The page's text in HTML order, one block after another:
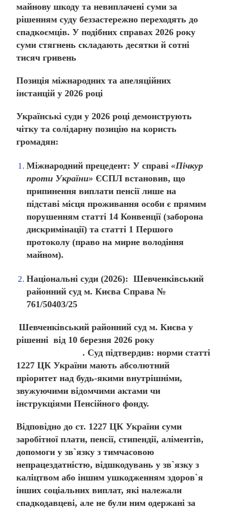
майнову шкоду та невиплачені суми за
рішенням суду беззастережно переходять до
спадкоємців. У подібних справах 2026 року
суми стягнень складають десятки й сотні
тисяч гривень
Позиція міжнародних та апеляційних
інстанцій у 2026 році
Українські суди у 2026 році демонструють
чітку та солідарну позицію на користь
громадян:
Міжнародний прецедент: У справі«Пічкур
проти України» ЄСПЛ встановив, що
припинення виплати пенсії лише на
підставі місця проживання особи є прямим
порушенням статті 14 Конвенції (заборона
дискримінації) та статті 1 Першого
протоколу (право на мирне володіння
майном).
Національні суди (2026): Шевченківський
районний суд м. Києва Справа №
761/50403/25
Шевченківський районний суд м. Києва у
рішенні від 10 березня 2026 року
. Суд підтвердив: норми статті
1227 ЦК України мають абсолютний
пріоритет над будь-якими внутрішніми,
звужуючими відомчими актами чи
інструкціями Пенсійного фонду.
Відповідно до ст. 1227 ЦК України суми
заробітної плати, пенсії, стипендії, аліментів,
допомоги у зв`язку з тимчасовою
непрацездатністю, відшкодувань у зв`язку з
каліцтвом або іншим ушкодженням здоров`я
інших соціальних виплат, які належали
спадкодавцеві, але не були ним одержані за